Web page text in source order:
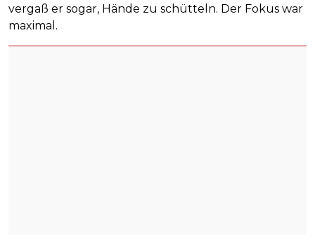
vergaß er sogar, Hände zu schütteln. Der Fokus war
maximal.